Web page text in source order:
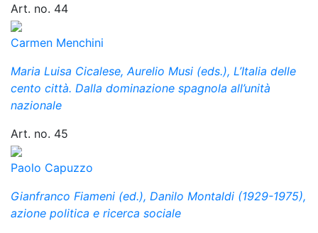
Art. no. 44
Carmen Menchini
Maria Luisa Cicalese, Aurelio Musi (eds.), L’Italia delle
cento città. Dalla dominazione spagnola all’unità
nazionale
Art. no. 45
Paolo Capuzzo
Gianfranco Fiameni (ed.), Danilo Montaldi (1929-1975),
azione politica e ricerca sociale